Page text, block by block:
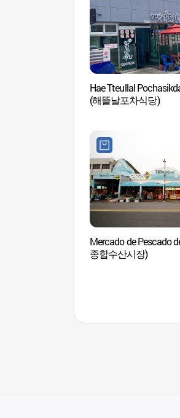
Hae Tteullal
(해뜰날포차식당)
Mercado de Pescado
종합수산시장)